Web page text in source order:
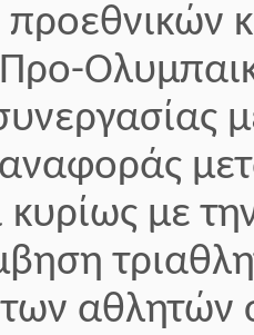
προεθνικών
κυρίως με
αθλητών